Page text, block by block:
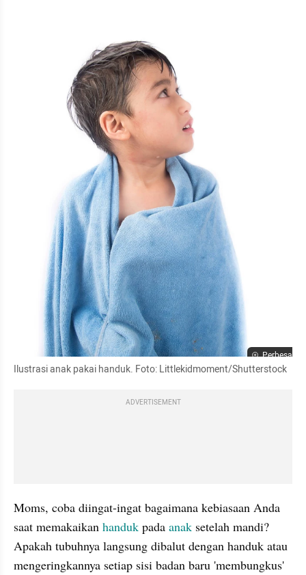
Perbesar
Ilustrasi anak pakai handuk. Foto: Littlekidmoment/Shutterstock
ADVERTISEMENT
Moms, coba diingat-ingat bagaimana kebiasaan Anda
saat memakaikan handuk pada anak setelah mandi?
Apakah tubuhnya langsung dibalut dengan handuk atau
mengeringkannya setiap sisi badan baru 'membungkus'